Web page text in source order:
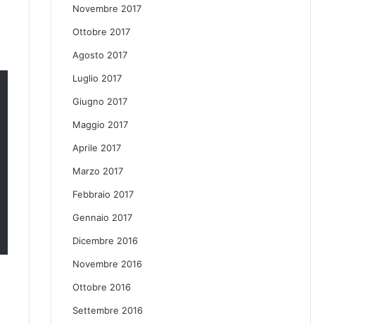
Novembre 2017
Ottobre 2017
Agosto 2017
Luglio 2017
Giugno 2017
Maggio 2017
Aprile 2017
Marzo 2017
Febbraio 2017
Gennaio 2017
Dicembre 2016
Novembre 2016
Ottobre 2016
Settembre 2016